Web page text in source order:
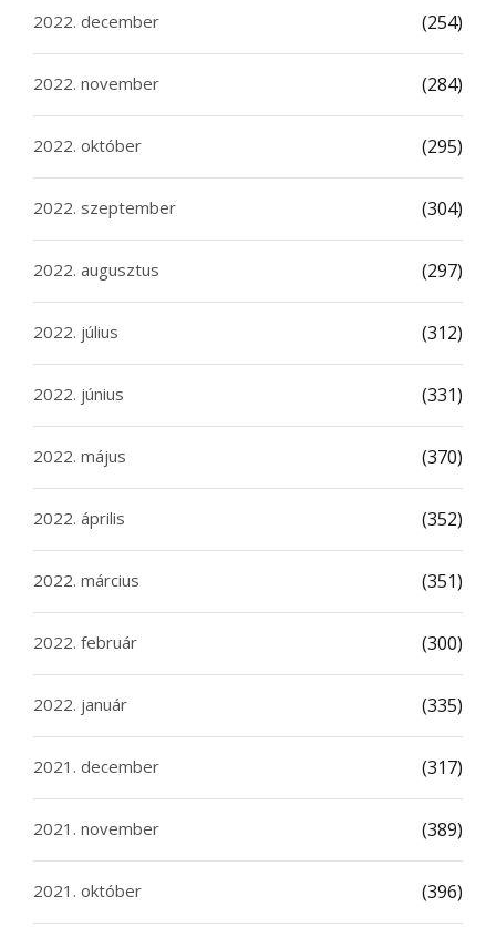
2022. december (254)
2022. november (284)
2022. október (295)
2022. szeptember (304)
2022. augusztus (297)
2022. július (312)
2022. június (331)
2022. május (370)
2022. április (352)
2022. március (351)
2022. február (300)
2022. január (335)
2021. december (317)
2021. november (389)
2021. október (396)